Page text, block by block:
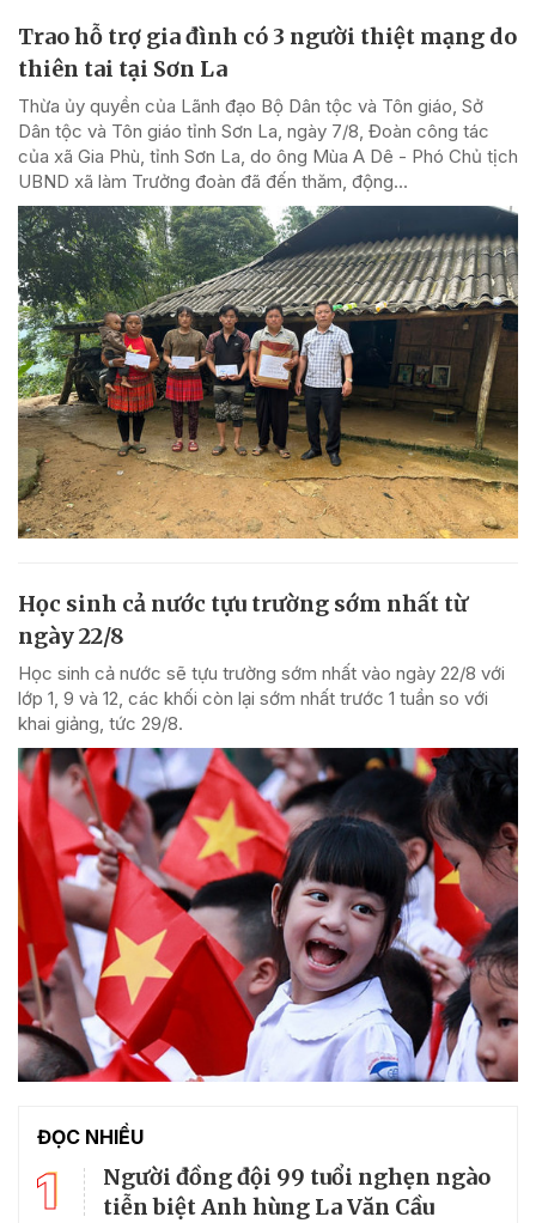
Trao hỗ trợ gia đình có 3 người thiệt mạng do
thiên tai tại Sơn La
Thừa ủy quyền của Lãnh đạo Bộ Dân tộc và Tôn giáo, Sở
Dân tộc và Tôn giáo tỉnh Sơn La, ngày 7/8, Đoàn công tác
của xã Gia Phù, tỉnh Sơn La, do ông Mùa A Dê - Phó Chủ tịch
UBND xã làm Trưởng đoàn đã đến thăm, động...
Học sinh cả nước tựu trường sớm nhất từ
ngày 22/8
Học sinh cả nước sẽ tựu trường sớm nhất vào ngày 22/8 với
lớp 1, 9 và 12, các khối còn lại sớm nhất trước 1 tuần so với
khai giảng, tức 29/8.
ĐỌC NHIỀU
1
Người đồng đội 99 tuổi nghẹn ngào
tiễn biệt Anh hùng La Văn Cầu